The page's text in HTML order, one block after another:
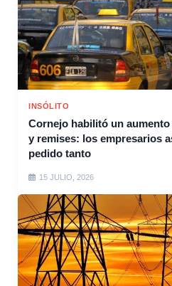
INSÓLITO
Cornejo habilitó un aumento
y remises: los empresarios
pedido tanto
15 JULIO, 2026